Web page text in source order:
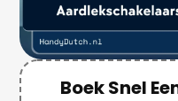
Boek Snel